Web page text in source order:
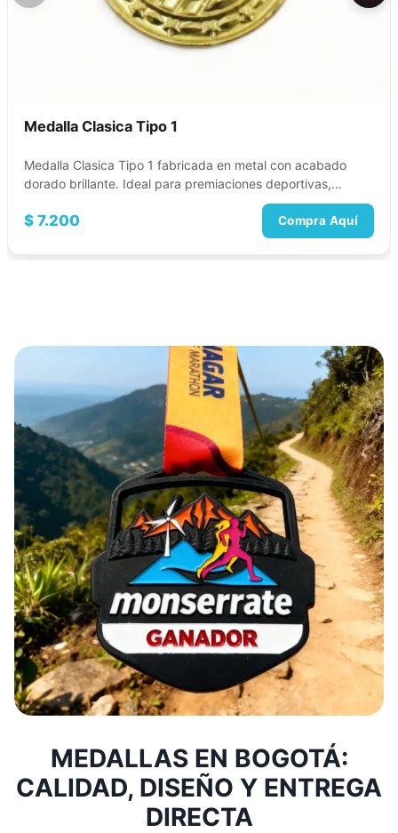
Medalla Clasica Tipo 1
Medalla Clasica Tipo 1 fabricada en metal con acabado
dorado brillante. Ideal para premiaciones deportivas,
$ 7.200 Compra Aquí
MEDALLAS EN BOGOTÁ:
CALIDAD, DISEÑO Y ENTREGA
DIRECTA